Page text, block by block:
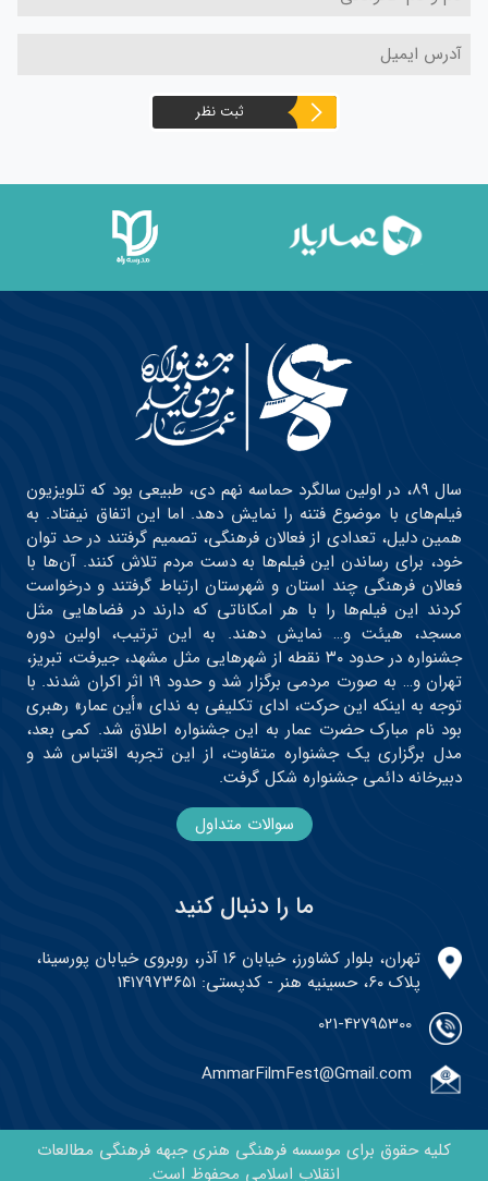
ثبت نظر
سال ۸۹، در اولین سالگرد حماسه نهم دی، طبیعی بود که تلویزیون
فیلم‌های با موضوع فتنه را نمایش دهد. اما این اتفاق نیفتاد. به
همین دلیل، تعدادی از فعالان فرهنگی، تصمیم گرفتند در حد توان
خود، برای رساندن این فیلم‌ها به دست مردم تلاش کنند. آن‌ها با
فعالان فرهنگی چند استان و شهرستان ارتباط گرفتند و درخواست
کردند این فیلم‌ها را با هر امکاناتی که دارند در فضاهایی مثل
مسجد، هیئت و… نمایش دهند. به این ترتیب، اولین دوره
جشنواره در حدود ۳۰ نقطه از شهرهایی مثل مشهد، جیرفت، تبریز،
تهران و… به صورت مردمی برگزار شد و حدود ۱۹ اثر اکران شدند. با
توجه به اینکه این حرکت، ادای تکلیفی به ندای «أین عمار» رهبری
بود نام مبارک حضرت عمار به این جشنواره اطلاق شد. کمی بعد،
مدل برگزاری یک جشنواره متفاوت، از این تجربه اقتباس شد و
دبیرخانه دائمی جشنواره شکل گرفت.
سوالات متداول
ما را دنبال کنید
تهران، بلوار کشاورز، خیابان ۱۶ آذر، روبروی خیابان پورسینا،
پلاک ۶۰، حسینیه هنر - کدپستی: ۱۴۱۷۹۷۳۶۵۱
021-42795300
AmmarFilmFest@Gmail.com
کلیه حقوق برای موسسه فرهنگی هنری جبهه فرهنگی مطالعات
انقلاب اسلامی محفوظ است.